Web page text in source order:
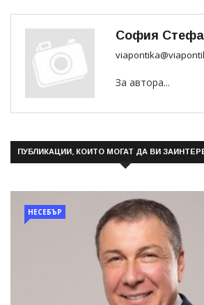
София
За автора...
ПУБЛИКАЦИИ, КОИТО МОГАТ ДА ВИ
НЕСЕБЪР